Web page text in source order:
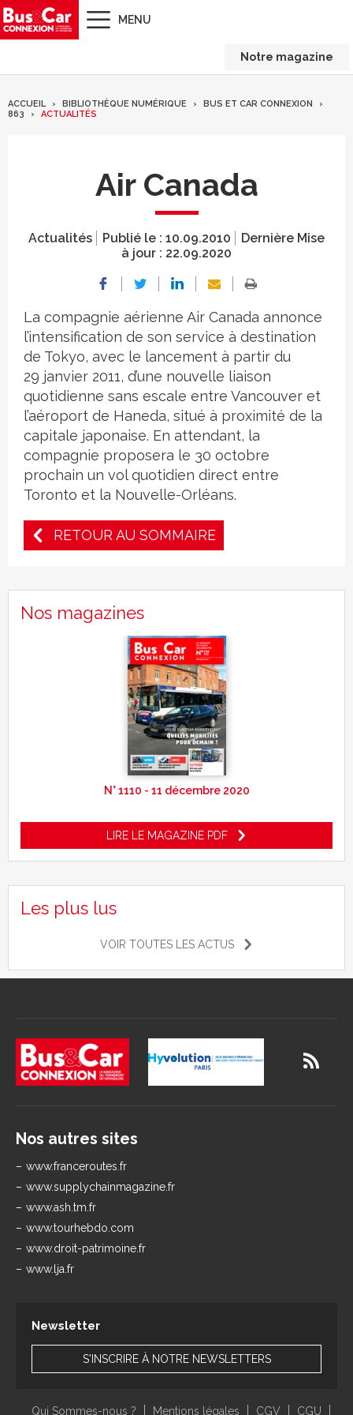
MENU
Notre magazine
ACCUEIL BIBLIOTHÈQUE NUMÉRIQUE
BUS ET CAR CONNEXION
863
ACTUALITÉS
Air Canada
Actualités Publié le : 10.09.2010
Dernière Mise
à jour : 22.09.2020
La compagnie aérienne Air Canada annonce
l’intensification de son service à destination
de Tokyo, avec le lancement à partir du
29 janvier 2011, d’une nouvelle liaison
quotidienne sans escale entre Vancouver et
l’aéroport de Haneda, situé à proximité de la
capitale japonaise. En attendant, la
compagnie proposera le 30 octobre
prochain un vol quotidien direct entre
Toronto et la Nouvelle-Orléans.
RETOUR AU SOMMAIRE
Nos magazines
N° 1110 - 11 décembre 2020
LIRE LE MAGAZINE PDF
Les plus lus
VOIR TOUTES LES ACTUS
Nos autres sites
www.franceroutes.fr
www.supplychainmagazine.fr
www.ash.tm.fr
www.tourhebdo.com
www.droit-patrimoine.fr
www.lja.fr
Newsletter
S'INSCRIRE À NOTRE NEWSLETTERS
Qui Sommes-nous ? Mentions légales CGV CGU